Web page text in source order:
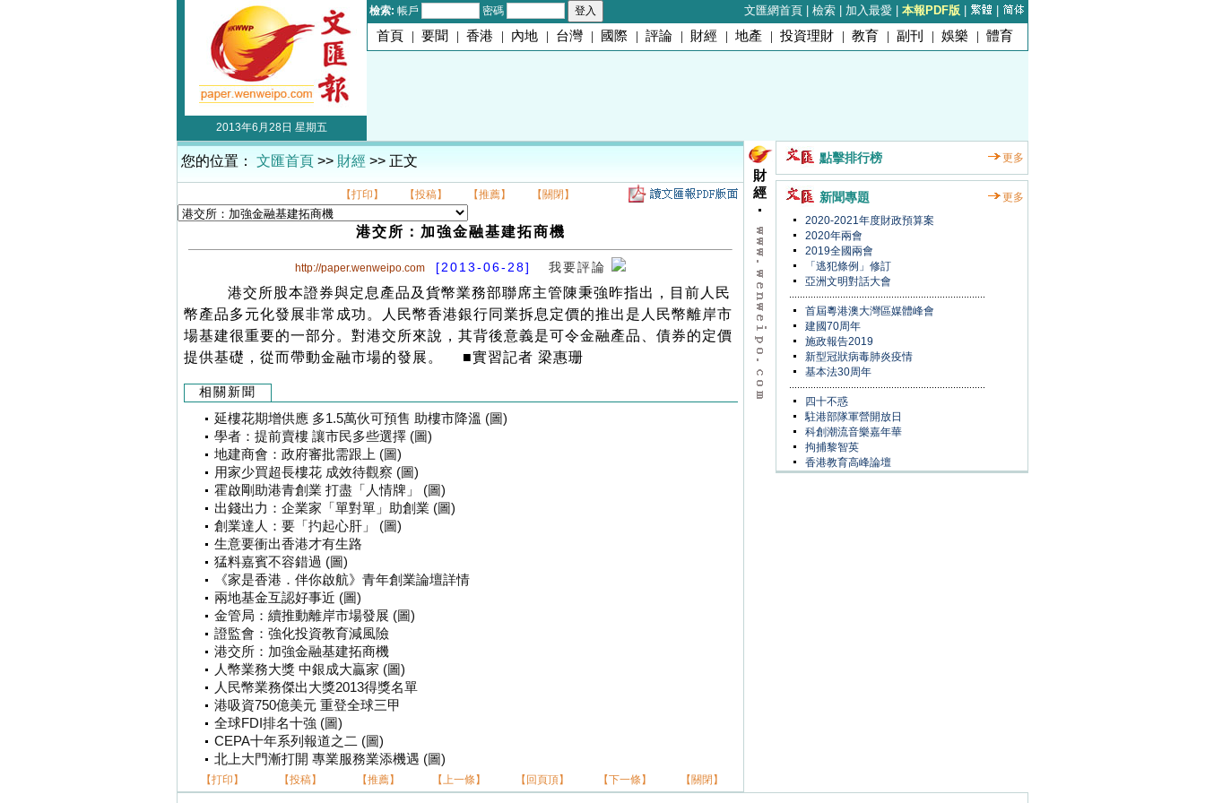
檢索: 帳戶 密碼 文匯網首頁 檢索 加入最愛 本報PDF版
首頁 | 要聞 | 香港 | 內地 | 台灣 | 國際 | 評論 | 財經 | 地產 | 投資理財 | 教育 | 副刊 | 娛樂 | 體育
2013年6月28日 星期五
您的位置： 文匯首頁 >> 財經 >> 正文
【打印】 【投稿】 【推薦】 【關閉】
港交所：加強金融基建拓商機
http://paper.wenweipo.com [2013-06-28] 我要評論
港交所股本證券與定息產品及貨幣業務部聯席主管陳秉強昨指出，目前人民
幣產品多元化發展非常成功。人民幣香港銀行同業拆息定價的推出是人民幣離岸市
場基建很重要的一部分。對港交所來說，其背後意義是可令金融產品、債券的定價
提供基礎，從而帶動金融市場的發展。 ■實習記者 梁惠珊
相關新聞
延樓花期增供應 多1.5萬伙可預售 助樓市降溫 (圖)
學者：提前賣樓 讓市民多些選擇 (圖)
地建商會：政府審批需跟上 (圖)
用家少買超長樓花 成效待觀察 (圖)
霍啟剛助港青創業 打盡「人情牌」 (圖)
出錢出力：企業家「單對單」助創業 (圖)
創業達人：要「扚起心肝」 (圖)
生意要衝出香港才有生路
猛料嘉賓不容錯過 (圖)
《家是香港．伴你啟航》青年創業論壇詳情
兩地基金互認好事近 (圖)
金管局：續推動離岸市場發展 (圖)
證監會：強化投資教育減風險
港交所：加強金融基建拓商機
人幣業務大獎 中銀成大贏家 (圖)
人民幣業務傑出大獎2013得獎名單
港吸資750億美元 重登全球三甲
全球FDI排名十強 (圖)
CEPA十年系列報道之二 (圖)
北上大門漸打開 專業服務業添機遇 (圖)
【打印】 【投稿】 【推薦】 【上一條】 【回頁頂】 【下一條】 【關閉】
財
經
點擊排行榜 更多
新聞專題
更多
2020-2021年度財政預算案
2020年兩會
2019全國兩會
「逃犯條例」修訂
亞洲文明對話大會
首屆粵港澳大灣區媒體峰會
建國70周年
施政報告2019
新型冠狀病毒肺炎疫情
基本法30周年
四十不惑
駐港部隊軍營開放日
科創潮流音樂嘉年華
拘捕黎智英
香港教育高峰論壇